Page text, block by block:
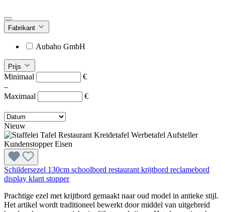
Fabrikant
Aubaho GmbH
Prijs
Minimaal
€
–
Maximaal
€
Nieuw
Schildersezel 130cm schoolbord restaurant krijtbord reclamebord
display klant stopper
Prachtige ezel met krijtbord gemaakt naar oud model in antieke stijl.
Het artikel wordt traditioneel bewerkt door middel van uitgebreid